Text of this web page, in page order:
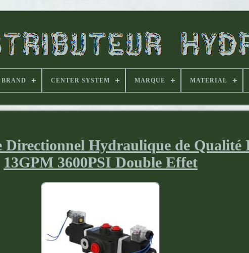
BRAND CENTER SYSTEM MARQUE MATERIAL
Directionnel Hydraulique de Qualité
13GPM 3600PSI Double Effet